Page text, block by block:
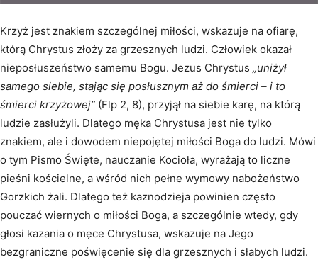
Krzyż jest znakiem szczególnej miłości, wskazuje na ofiarę,
którą Chrystus złoży za grzesznych ludzi. Człowiek okazał
nieposłuszeństwo samemu Bogu. Jezus Chrystus „uniżył
samego siebie, stając się posłusznym aż do śmierci – i to
śmierci krzyżowej” (Flp 2, 8), przyjął na siebie karę, na którą
ludzie zasłużyli. Dlatego męka Chrystusa jest nie tylko
znakiem, ale i dowodem niepojętej miłości Boga do ludzi. Mówi
o tym Pismo Święte, nauczanie Kocioła, wyrażają to liczne
pieśni kościelne, a wśród nich pełne wymowy nabożeństwo
Gorzkich żali. Dlatego też kaznodzieja powinien często
pouczać wiernych o miłości Boga, a szczególnie wtedy, gdy
głosi kazania o męce Chrystusa, wskazuje na Jego
bezgraniczne poświęcenie się dla grzesznych i słabych ludzi.